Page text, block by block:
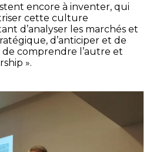
encore à inventer, qui
cette culture
d’analyser les marchés et
d’anticiper et de
de comprendre l’autre et
».